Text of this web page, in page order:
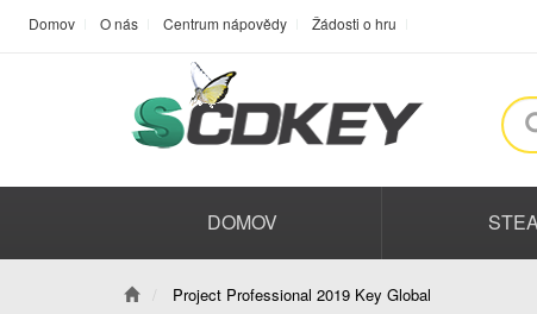
Domov O nás Centrum nápovědy Žádosti o hru
DOMOV
Project Professional 2019 Key Global